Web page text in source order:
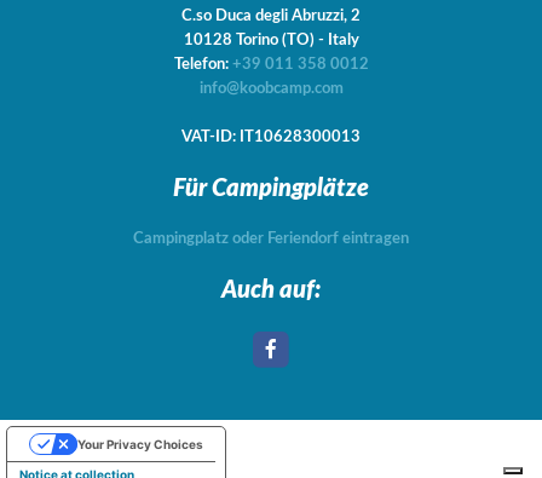
C.so Duca degli Abruzzi, 2
10128 Torino (TO) - Italy
Telefon: +39 011 358 0012
info@koobcamp.com
VAT-ID: IT10628300013
Für Campingplätze
Campingplatz oder Feriendorf eintragen
Auch auf:
Notice at collection
Your Privacy Choices